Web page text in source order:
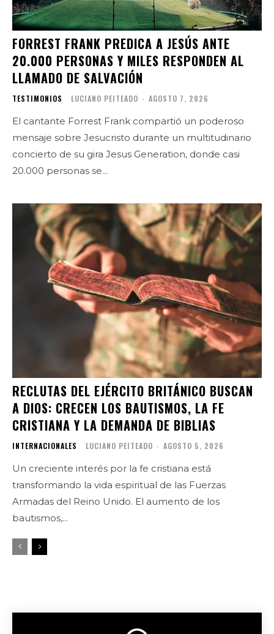
FORREST FRANK PREDICA A JESÚS ANTE
20.000 PERSONAS Y MILES RESPONDEN AL
LLAMADO DE SALVACIÓN
TESTIMONIOS LUCIANO PEITEADO - AGOSTO 7, 2026
El cantante Forrest Frank compartió un poderoso
mensaje sobre Jesucristo durante un multitudinario
concierto de su gira Jesus Generation, donde casi
20.000 personas se...
RECLUTAS DEL EJÉRCITO BRITÁNICO BUSCAN
A DIOS: CRECEN LOS BAUTISMOS, LA FE
CRISTIANA Y LA DEMANDA DE BIBLIAS
INTERNACIONALES LUCIANO PEITEADO - AGOSTO 5, 2026
Un creciente interés por la fe cristiana está
transformando la vida espiritual de las Fuerzas
Armadas del Reino Unido. El aumento de los
bautismos,...